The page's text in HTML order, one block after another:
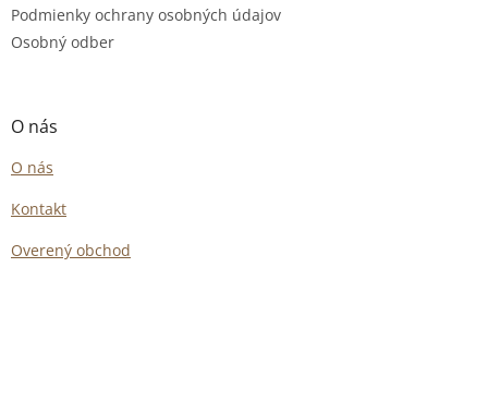
Podmienky ochrany osobných údajov
Osobný odber
O nás
O nás
Kontakt
Overený obchod